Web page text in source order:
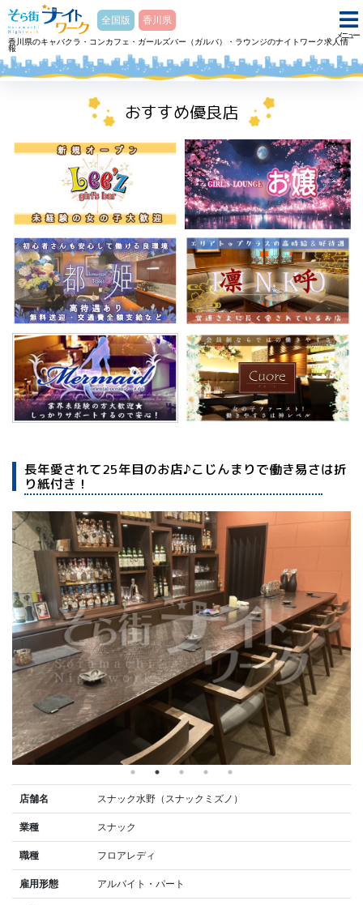
メニュー
そら街ナイトワーク
全国版
香川県
香川県のキャバクラ・コンカフェ・ガールズバー（ガルバ）・ラウンジのナイトワーク求人情
報
ホーム スナック スナック水野スナックミズノのアルバイト・求人
おすすめ優良店
長年愛されて25年目のお店♪こじんまりで働き易さは折
り紙付き！
店舗名 スナック水野（スナックミズノ）
業種 スナック
職種 フロアレディ
雇用形態 アルバイト・パート